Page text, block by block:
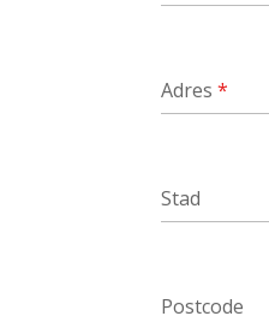
Adres*
Stad
Postcode